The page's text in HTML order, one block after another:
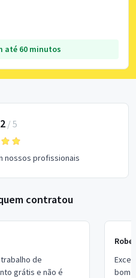
até 60 minutos
/ 5
nossos profissionais
contratou
de
grátis e não é
bom